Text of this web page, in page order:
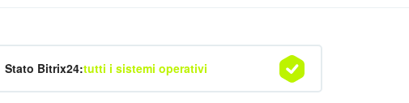
Stato Bitrix24:tutti i sistemi operativi